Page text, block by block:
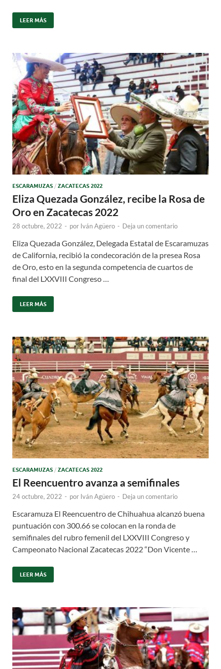
LEER MÁS
ESCARAMUZAS / ZACATECAS 2022
Eliza Quezada González, recibe la Rosa de
Oro en Zacatecas 2022
28 octubre, 2022 - por Iván Agüero - Deja un comentario
Eliza Quezada González, Delegada Estatal de Escaramuzas
de California, recibió la condecoración de la presea Rosa
de Oro, esto en la segunda competencia de cuartos de
final del LXXVIII Congreso …
LEER MÁS
ESCARAMUZAS / ZACATECAS 2022
El Reencuentro avanza a semifinales
24 octubre, 2022 - por Iván Agüero - Deja un comentario
Escaramuza El Reencuentro de Chihuahua alcanzó buena
puntuación con 300.66 se colocan en la ronda de
semifinales del rubro femenil del LXXVIII Congreso y
Campeonato Nacional Zacatecas 2022 “Don Vicente …
LEER MÁS